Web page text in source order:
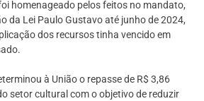
homenageado pelos feitos no mandato,
da Lei Paulo Gustavo até junho de 2024,
dos recursos tinha vencido em
à União o repasse de R$ 3,86
setor cultural com o objetivo de reduzir